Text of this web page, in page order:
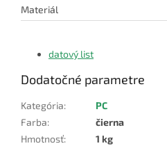
Materiál
datový list
Dodatočné parametre
Kategória:
PC
Farba:
čierna
Hmotnosť:
1 kg